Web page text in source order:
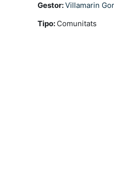
Gestor:Villamarin
Tipo: Comunitats